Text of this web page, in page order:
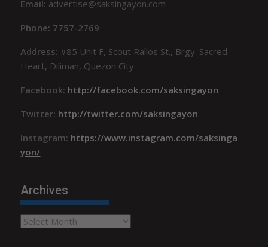
Email: advertise@saksingayon.com
Phone: 7757-2769
Address:#85 Unit F, Scout Rallos St., Brgy. Sacred
Heart, Diliman, Quezon City
Facebook: http://facebook.com/saksingayon
Twitter: http://twitter.com/saksingayon
Instagram: https://www.instagram.com/saksinga
yon/
Archives
Archives